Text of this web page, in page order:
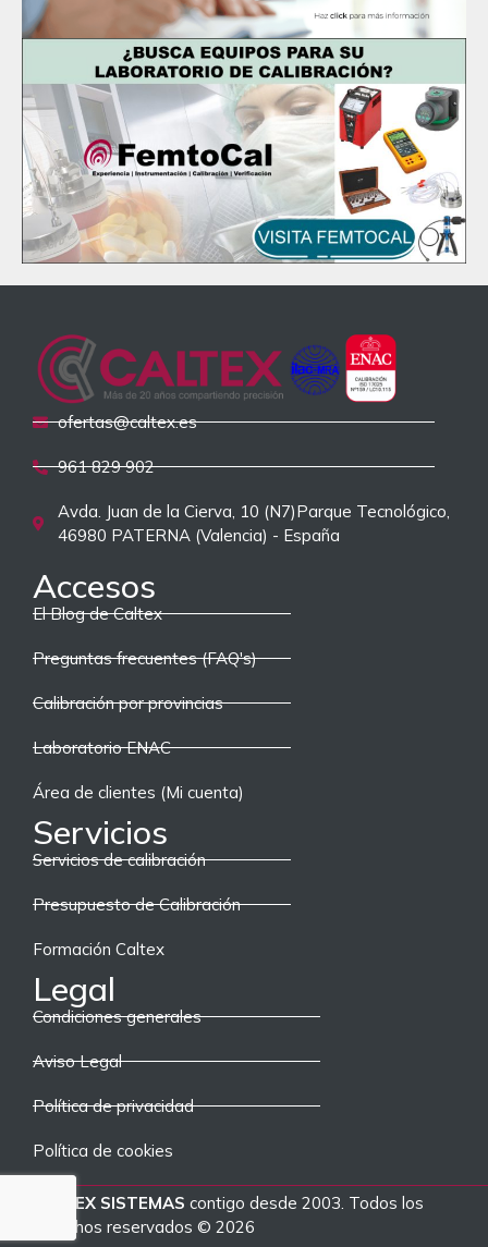
ofertas@caltex.es
961 829 902
Avda. Juan de la Cierva, 10 (N7)Parque Tecnológico,
46980 PATERNA (Valencia) - España
Accesos
El Blog de Caltex
Preguntas frecuentes (FAQ's)
Calibración por provincias
Laboratorio ENAC
Área de clientes (Mi cuenta)
Servicios
Servicios de calibración
Presupuesto de Calibración
Formación Caltex
Legal
Condiciones generales
Aviso Legal
Política de privacidad
Política de cookies
CALTEX SISTEMAS contigo desde 2003. Todos los
derechos reservados © 2026